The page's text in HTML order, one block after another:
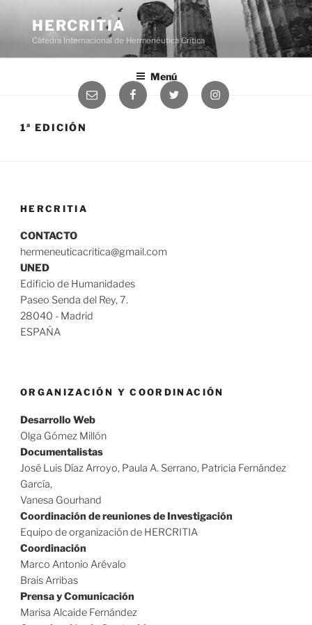
contenido
HERCRITIA
Cátedra Internacional de Hermenéutica Crítica
Menú
1ª EDICIÓN
HERCRITIA
CONTACTO
hermeneuticacritica@gmail.com
UNED
Edificio de Humanidades
Paseo Senda del Rey, 7.
28040 - Madrid
ESPAÑA
ORGANIZACIÓN Y COORDINACIÓN
Desarrollo Web
Olga Gómez Millón
Documentalistas
José Luis Díaz Arroyo, Paula A. Serrano, Patricia Fernández
García,
Vanesa Gourhand
Coordinación de reuniones de Investigación
Equipo de organización de HERCRITIA
Coordinación
Marco Antonio Arévalo
Brais Arribas
Prensa y Comunicación
Marisa Alcaide Fernández
Correo
electrónico
FacebookTwitter Instagram